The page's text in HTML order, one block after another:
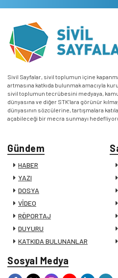
Sivil Sayfalar, sivil toplumun içine
artmasına katkıda bulunmak amacıyla
sivil toplumun tecrübesini medyaya,
dünyasına ve diğer STK’lara görünür
dünyasının sözcülerine, tartışmalara
açabileceği bir mecra sunmayı
Gündem
HABER
YAZI
DOSYA
VİDEO
RÖPORTAJ
DUYURU
KATKIDA BULUNANLAR
Sosyal Medya